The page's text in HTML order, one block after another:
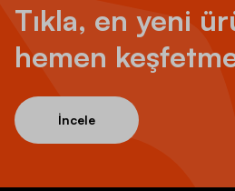
Tıkla, en yeni
hemen
İncele